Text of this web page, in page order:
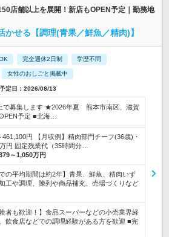
店舗以上を展開！新店もOPEN予定｜勤務地
かせる【調理(青果／鮮魚／精肉)】
完全週休2日制 学歴不問
女性のおしごと掲載中
定日：2026/08/13
で募集します ★2026年夏 熊本市南区、滋賀
予定 ■北海…
461,100円 【月収例】精肉部門チーフ(36歳)・
円 固定残業代（35時間分…
～1,050万円
の平均期間は約2年】青果、鮮魚、精肉いず
工や調理、陳列や商品補充、売場づくりなど
者も歓迎！】食品スーパーなどの小売業界経
飲食店などでの調理経験がある方を歓迎 ■完